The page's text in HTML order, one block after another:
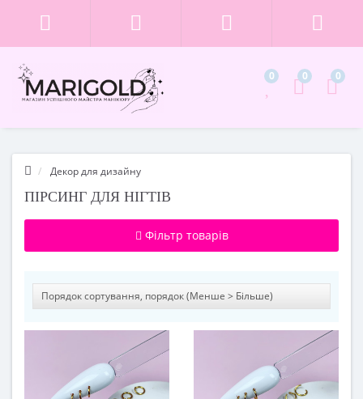
0 0 0
Декор для дизайну
ПІРСИНГ ДЛЯ НІГТІВ
Фільтр товарів